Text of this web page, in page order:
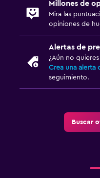
Millones de
Mira las
opiniones de
Alertas de
¿Aún no
Crea una alerta
seguimiento.
Buscar